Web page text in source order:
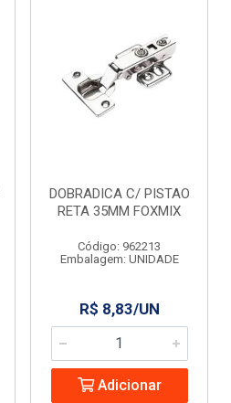
DOBRADICA C/ PISTAO
RETA 35MM FOXMIX
Código: 962213
Embalagem: UNIDADE
R$ 8,83/UN
Adicionar